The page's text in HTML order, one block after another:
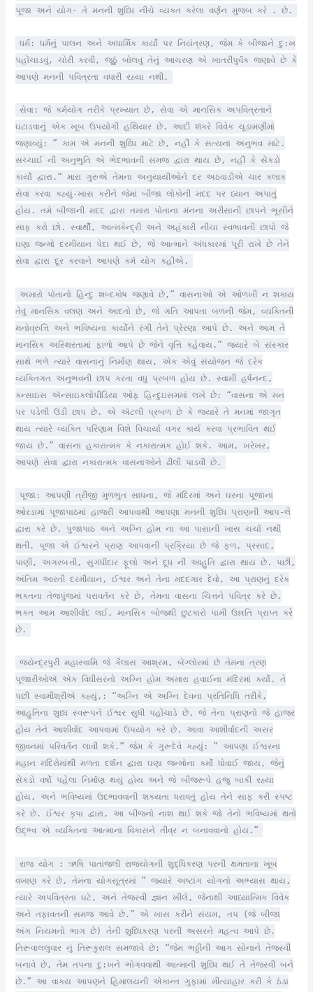
પૂજા અને યોગ- તે મનની શુધ્ધિ નીચે વ્યક્ત કરેલા વર્ણન મુજબ કરે . છે.
ધર્મ: ધર્મનું પાલન અને અધાર્મિક કાર્યો પર નિયંત્રણ, જેમ કે બીજાને દુ:ખ
પહોંચાડવું, ચોરી કરવી, જૂઠું બોલવું તેનું આચરણ એ ખાતરીપુર્વક જણાવે છે કે
આપણે મનની પવિત્રતા વધારી રહ્યા નથી.
સેવા: જે કર્મયોગ તરીકે પ્રખ્યાત છે, સેવા એ માનસિક અપવિત્રતાને
ઘટાડવાનું એક ખૂબ ઉપયોગી હથિયાર છે. આદી શંકરે વિવેક ચૂડામણીમાં
જણાવ્યું: ” કામ એ મનની શુધ્ધિ માટે છે, નહીં કે સત્યના અનુભવ માટે.
સચ્ચાઈ ની અનુભુતિ એ ભેદભાવની સમજ દ્વારા થાય છે, નહીં કે સેંકડો
કાર્યો દ્વારા.” મારા ગુરુએ તેમના અનુયાયીઓને દર અઠવાડીએ ચાર કલાક
સેવા કરવા કહ્યું-ખાસ કરીને જેમાં બીજા લોકોની મદદ પર ધ્યાન અપાતું
હોય. તમે બીજાની મદદ દ્વારા તમારા પોતાના મંનના અરીસાની છાપને ભૂસીને
સાફ કરો છો. સ્વાર્થી, આત્મકેન્દ્રી અને અહંકારી નીચા સ્વભાવની છાપો જે
ઘણા જન્મો દરમીયાન પેદા થઈ છે, જે આત્માને અંધકારમાં પૂરી રાખે છે તેને
સેવા દ્વારા દૂર કરવાને આપણે કર્મ યોગ કહીએ.
અમારો પોતાનો હિન્દુ શબ્દકોષ જણાવે છે,” વાસનાઓ એ ઓળખી ન શકાય
તેવું માનસિક વલણ અને આદતો છે, જે ગતિ આપતા બળની જેમ, વ્યક્તિની
મનોવ્રુત્તિ અને ભવિષ્યના કાર્યોને રંગી તેને પ્રેરણા આપે છે. અને આમ તે
માનસિક અસ્થિરતામાં ફાળો આપે છે જેને વૃત્તિ કહેવાય.” જ્યારે બે સંસ્કાર
સાથે ભળે ત્યારે વાસનાનું નિર્માણ થાય, એક એવું સંયોજન જે દરેક
વ્યક્તિગત અનુભવની છાપ કરતા વધુ પ્રબળ હોય છે. સ્વામી હર્ષનન્દ,
કન્સાઇસ ઍન્સાઇક્લોપીડિયા ઓફ હિન્દુઇસમમાં લખે છે: “વાસના એ મન
પર પડેલી ઉંડી છાપ છે. એ ઍટલી પ્રબળ છે કે જ્યારે તે મનમાં જાગૃત
થાય ત્યારે વ્યક્તિ પરિણામ વિશે વિચાર્યા વગર કાર્ય કરવા પ્રભાવિત થઈ
જાય છે.” વાસના હકારાત્મક કે નકારાત્મક હોઈ શકે. આમ, ખરેખર,
આપણે સેવા દ્વારા નકારાત્મક વાસનાઓને ઢીલી પાડવી છે.
પૂજા: આપણી ત્રીજી મુળભુત સાધના, જે મંદિરમાં અને ઘરના પૂજાના
ઓરડામાં પૂજાપાઠમાં હાજરી આપવાથી આપણા મનની શુધ્ધિ પ્રાણની આપ-લે
દ્વારા કરે છે. પુજાપાઠ અને અગ્નિ હોમ ના આ પાસાની ખાસ ચર્ચા નથી
થતી. પૂજા એ ઈશ્વરને પ્રાણ આપવાની પ્રક્રિયા છે જે ફળ, પ્રસાદ,
પાણી, અગરબત્તી, સુગંધીદાર ફૂલો અને દૂધ ની આહુતિ દ્વારા થાય છે. પછી,
અંતિમ આરતી દરમીયાન, ઈશ્વર અને તેના મદદગાર દેવો, આ પ્રાણનું દરેક
ભક્તના તેજપુંજમાં પરાવર્તન કરે છે, તેમના વાસના ચિત્તને પવિત્ર કરે છે.
ભક્ત આમ આશીર્વાદ લઈ, માનસિક બોજથી છુટકારો પામી ઉન્નતિ પ્રાપ્ત કરે
છે.
જયેન્દ્રપુરી મહાસ્વામિ જે કૈલાસ આશ્રમ, બેંગ્લોરમાં છે તેમના ત્રણ
પૂજારીઓઍ એક વિધીસરનો અગ્નિ હોમ અમારા હવાઈના મંદિરમાં કર્યો. તે
પછી સ્વામીશ્રીઍ ક્હ્યું,: “અગ્નિ એ અગ્નિ દેવના પ્રતિનિધિ તરીકે,
આહુતિના શુધ્ધ સ્વરૂપને ઈશ્વર સુધી પહોંચાડે છે, જે તેના પ્રાણનો જે હાજર
હોય તેને આશીર્વાદ આપવામાં ઉપયોગ કરે છે. આવા આશીર્વાદની અસર
જીવનમાં પરિવર્તન લાવી શકે.” જેમ કે ગુરૂદેવે કહ્યું: ” આપણા ઈશ્વરના
મહાન મંદિરોમાંથી મળતા દર્શન દ્વારા ઘણા જન્મોના કર્મો ધોવાઈ જાય, જેનું
સેંકડો વર્ષો પહેલા નિર્માણ થયું હોય અને જે બીજરૂપે હજુ બાકી રહ્યા
હોય, અને ભવિષ્યમાં ઉદભાવવાની શક્યતા ધરાવતું હોય તેને સાફ કરી સ્પષ્ટ
કરે છે. ઈશ્વર કૃપા દ્વારા, આ બીજનો નાશ થઈ શકે જો તેનો ભવિષ્યમાં થતો
ઉદ્ભ્વ એ વ્યક્તિના આત્માના વિકાસને તીવ્ર ન બનાવવાનો હોય.”
રાજ યોગ : ઋષિ પાતાંજલી રાજયોગની શુદ્ધિકરણ પરની ક્ષમતાના ખૂબ
વખાણ કરે છે, તેમના યોગસૂત્રમાં ” જ્યારે અષ્ટાંગ યોગનો અભ્યાસ થાય,
ત્યારે અપવિત્રતા ઘટે, અને તેજસ્વી જ્ઞાન ખીલે, જેનાથી આધ્યાત્મિક વિવેક
અને તફાવતની સમજ આવે છે.” એ ખાસ કરીને સંયમ, તપ (જે બીજા
અંગ નિયમનો ભાગ છે) તેની શુધ્ધિકરણ પરની અસરને મહત્વ આપે છે.
તિરૂવાલલુવાર નું તિરૂકુરાલ સમજાવે છે: “જેમ ભઠ્ઠીની આગ સોનાને તેજસ્વી
બનાવે છે, તેમ તપના દુ:ખને ભોગવવાથી આત્માની શુધ્ધિ થઈ તે તેજસ્વી બને
છે.” આ વાક્ય આપણને હિમાલયની એકાન્ત ગુફામાં મીત્યાહાર કરી કે ઠંડા